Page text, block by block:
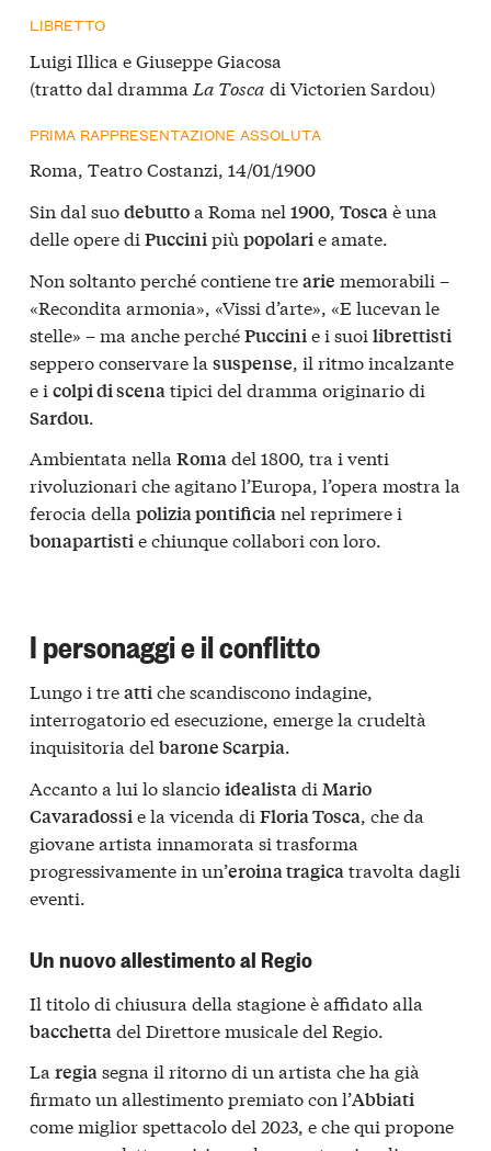
LIBRETTO
Luigi Illica e Giuseppe Giacosa
(tratto dal dramma La Tosca di Victorien Sardou)
PRIMA RAPPRESENTAZIONE ASSOLUTA
Roma, Teatro Costanzi, 14/01/1900
Sin dal suodebuttoa Roma nel 1900, Toscaè una
delle opere di Puccinipiù popolarie amate.
Non soltanto perché contiene trearie memorabili –
«Recondita armonia», «Vissi d’arte», «E lucevan le
stelle» – ma anche perchéPuccini e i suoi librettisti
seppero conservare la suspense , il ritmo incalzante
e i colpi di scena tipici del dramma originario di
Sardou
Ambientata nella Romadel 1800, tra i venti
rivoluzionari che agitano l’Europa, l’opera mostra la
ferocia della polizia pontificianel reprimere i
bonapartistie chiunque collabori con loro.
I personaggi e il conflitto
Lungo i treattiche scandiscono indagine,
interrogatorio ed esecuzione, emerge la crudeltà
inquisitoria del barone Scarpia.
Accanto a lui lo slancioidealista di Mario
Cavaradossi e la vicenda di Floria Tosca , che da
giovane artista innamorata si trasforma
progressivamente in un’eroina tragica travolta dagli
eventi.
Un nuovo allestimento al Regio
Il titolo di chiusura della stagione è affidato alla
bacchettadel Direttore musicale del Regio.
La regiasegna il ritorno di un artista che ha già
firmato un allestimento premiato con l’Abbiati
come miglior spettacolo del 2023, e che qui propone